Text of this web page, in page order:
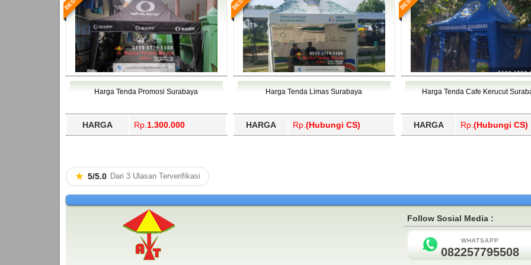
Harga Tenda Promosi Surabaya
HARGA Rp. 1.300.000
Harga Tenda Limas Surabaya
HARGA Rp. (Hubungi CS)
Harga Tenda Cafe Kerucut
HARGA Rp. (Hubungi CS)
★ 5/5.0 Dari 3 Ulasan Terverifikasi
Follow Sosial Media :
WHATSAPP
082257795508